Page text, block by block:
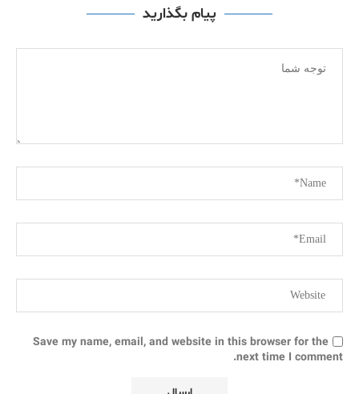
پیام بگذارید
Save my name, email, and website in this browser for the
next time I comment.